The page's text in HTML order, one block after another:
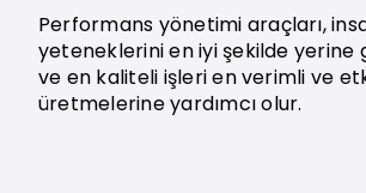
Performans yönetimi araçları,
yeteneklerini en iyi şekilde
ve en kaliteli işleri en verimli ve
üretmelerine yardımcı olur.